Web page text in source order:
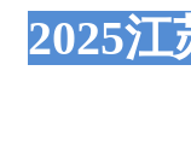
2025